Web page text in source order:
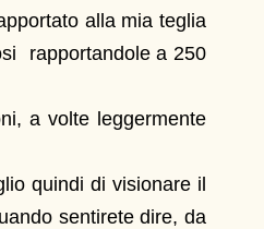
alla mia teglia
rapportandole a 250
a volte leggermente
quindi di visionare il
sentirete dire, da